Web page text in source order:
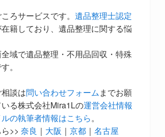
ろサービスです。遺品整理士認定
籍しており、遺品整理に関する悩
域で遺品整理・不用品回収・特殊
。
談は問い合わせフォームまでお願
る株式会社Mira1Lの運営会社情報
の執筆者情報はこちら。
ら>>奈良 ｜ 大阪 ｜京都 ｜名古屋